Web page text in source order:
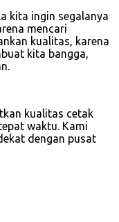
kita ingin segalanya
mencari
kualitas, karena
kita bangga,
kualitas cetak
waktu. Kami
dengan pusat